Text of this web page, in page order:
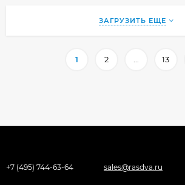
ЗАГРУЗИТЬ ЕЩЕ
1 2 13
+7 (495) 744-63-64 sales@rasdva.ru